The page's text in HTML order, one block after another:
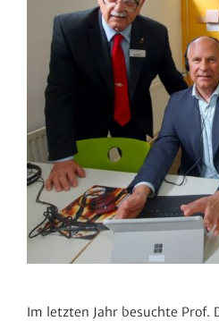
Im letzten Jahr besuchte Prof.